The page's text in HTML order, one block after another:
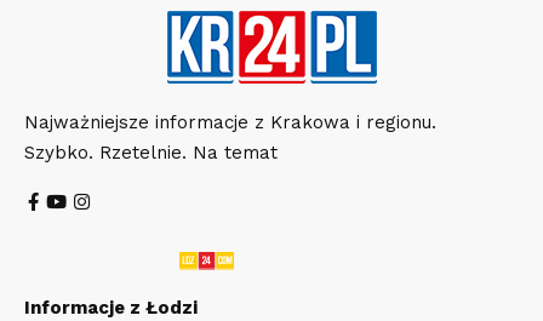
Najważniejsze informacje z Krakowa i regionu.
Szybko. Rzetelnie. Na temat
Informacje z Łodzi